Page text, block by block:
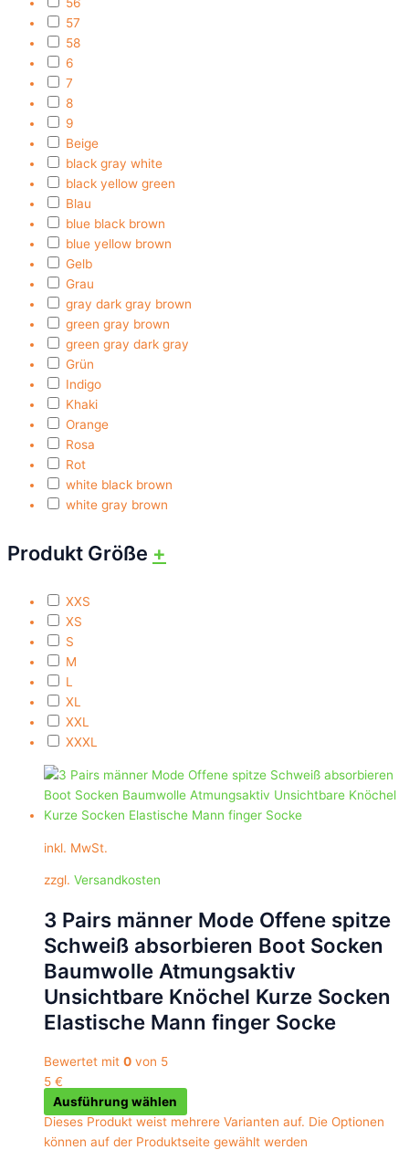
57
58
6
7
8
9
Beige
black gray white
black yellow green
Blau
blue black brown
blue yellow brown
Gelb
Grau
gray dark gray brown
green gray brown
green gray dark gray
Grün
Indigo
Khaki
Orange
Rosa
Rot
white black brown
white gray brown
Produkt Größe +
XXS
XS
S
M
L
XL
XXL
XXXL
inkl. MwSt.
zzgl. Versandkosten
3 Pairs männer Mode Offene spitze
Schweiß absorbieren Boot Socken
Baumwolle Atmungsaktiv
Unsichtbare Knöchel Kurze Socken
Elastische Mann finger Socke
Bewertet mit 0 von 5
5 €
Ausführung wählen
Dieses Produkt weist mehrere Varianten auf. Die Optionen
können auf der Produktseite gewählt werden